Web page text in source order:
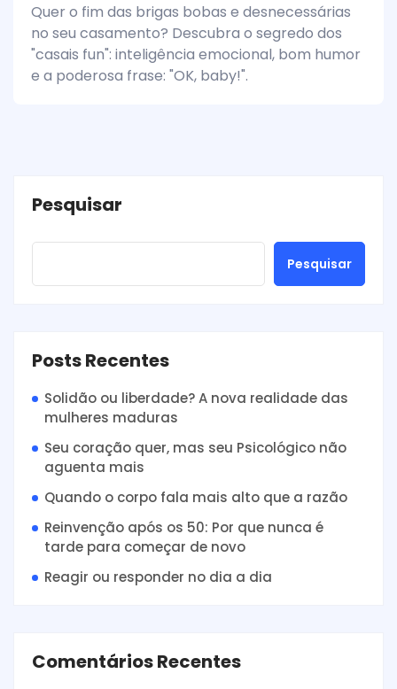
Quer o fim das brigas bobas e desnecessárias
no seu casamento? Descubra o segredo dos
"casais fun": inteligência emocional, bom humor
e a poderosa frase: "OK, baby!".
Pesquisar
Pesquisar
Posts Recentes
Solidão ou liberdade? A nova realidade das
mulheres maduras
Seu coração quer, mas seu Psicológico não
aguenta mais
Quando o corpo fala mais alto que a razão
Reinvenção após os 50: Por que nunca é
tarde para começar de novo
Reagir ou responder no dia a dia
Comentários Recentes